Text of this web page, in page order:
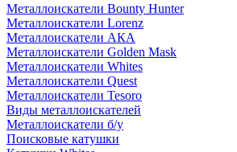
Металлоискатели Bounty Hunter
Металлоискатели Lorenz
Металлоискатели АКА
Металлоискатели Golden Mask
Металлоискатели Whites
Металлоискатели Quest
Металлоискатели Tesoro
Виды металлоискателей
Металлоискатели б/у
Поисковые катушки